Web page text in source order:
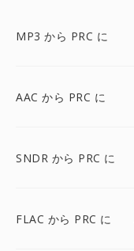
MP3 から PRC に
AAC から PRC に
SNDR から PRC に
FLAC から PRC に